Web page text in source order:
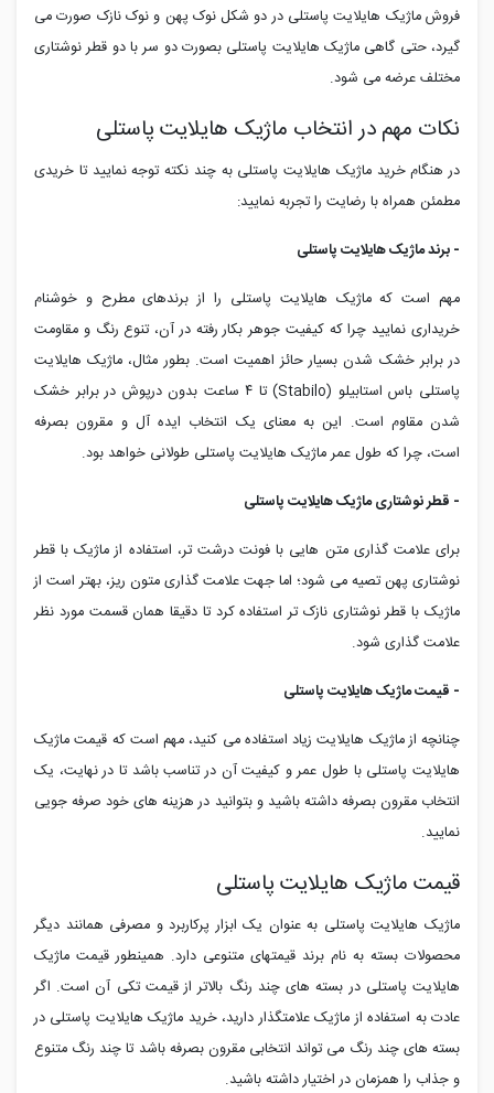
فروش ماژیک هایلایت پاستلی در دو شکل نوک پهن و نوک نازک صورت می
گیرد، حتی گاهی ماژیک هایلایت پاستلی بصورت دو سر با دو قطر نوشتاری
مختلف عرضه می شود.
نکات مهم در انتخاب ماژیک هایلایت پاستلی
در هنگام خرید ماژیک هایلایت پاستلی به چند نکته توجه نمایید تا خریدی
مطمئن همراه با رضایت را تجربه نمایید:
- برند ماژیک هایلایت پاستلی
مهم است که ماژیک هایلایت پاستلی را از برندهای مطرح و خوشنام
خریداری نمایید چرا که کیفیت جوهر بکار رفته در آن، تنوع رنگ و مقاومت
در برابر خشک شدن بسیار حائز اهمیت است. بطور مثال، ماژیک هایلایت
پاستلی باس استابیلو (Stabilo) تا ۴ ساعت بدون درپوش در برابر خشک
شدن مقاوم است. این به معنای یک انتخاب ایده آل و مقرون بصرفه
است، چرا که طول عمر ماژیک هایلایت پاستلی طولانی خواهد بود.
- قطر نوشتاری ماژیک هایلایت پاستلی
برای علامت گذاری متن هایی با فونت درشت تر، استفاده از ماژیک با قطر
نوشتاری پهن تصیه می شود؛ اما جهت علامت گذاری متون ریز، بهتر است از
ماژیک با قطر نوشتاری نازک تر استفاده کرد تا دقیقا همان قسمت مورد نظر
علامت گذاری شود.
- قیمت ماژیک هایلایت پاستلی
چنانچه از ماژیک هایلایت زیاد استفاده می کنید، مهم است که قیمت ماژیک
هایلایت پاستلی با طول عمر و کیفیت آن در تناسب باشد تا در نهایت، یک
انتخاب مقرون بصرفه داشته باشید و بتوانید در هزینه های خود صرفه جویی
نمایید.
قیمت ماژیک هایلایت پاستلی
ماژیک هایلایت پاستلی به عنوان یک ابزار پرکاربرد و مصرفی همانند دیگر
محصولات بسته به نام برند قیمتهای متنوعی دارد. همینطور قیمت ماژیک
هایلایت پاستلی در بسته های چند رنگ بالاتر از قیمت تکی آن است. اگر
عادت به استفاده از ماژیک علامتگذار دارید، خرید ماژیک هایلایت پاستلی در
بسته های چند رنگ می تواند انتخابی مقرون بصرفه باشد تا چند رنگ متنوع
و جذاب را همزمان در اختیار داشته باشید.